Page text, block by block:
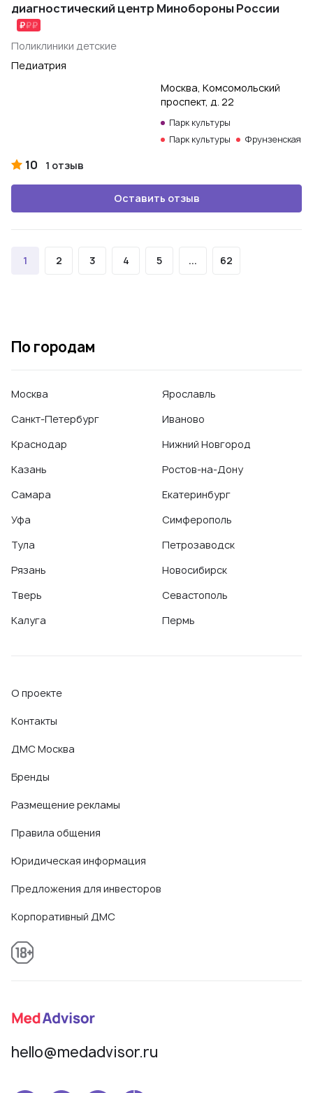
диагностический центр Минобороны России
Поликлиники детские
Педиатрия
Москва, Комсомольский
проспект, д. 22
Парк культуры
Парк культуры
Фрунзенская
10 1 отзыв
Оставить отзыв
1 2 3 4 5 ... 62
По городам
Москва
Санкт-Петербург
Краснодар
Казань
Самара
Уфа
Тула
Рязань
Тверь
Калуга
Ярославль
Иваново
Нижний Новгород
Ростов-на-Дону
Екатеринбург
Симферополь
Петрозаводск
Новосибирск
Севастополь
Пермь
О проекте
Контакты
ДМС Москва
Бренды
Размещение рекламы
Правила общения
Юридическая информация
Предложения для инвесторов
Корпоративный ДМС
hello@medadvisor.ru